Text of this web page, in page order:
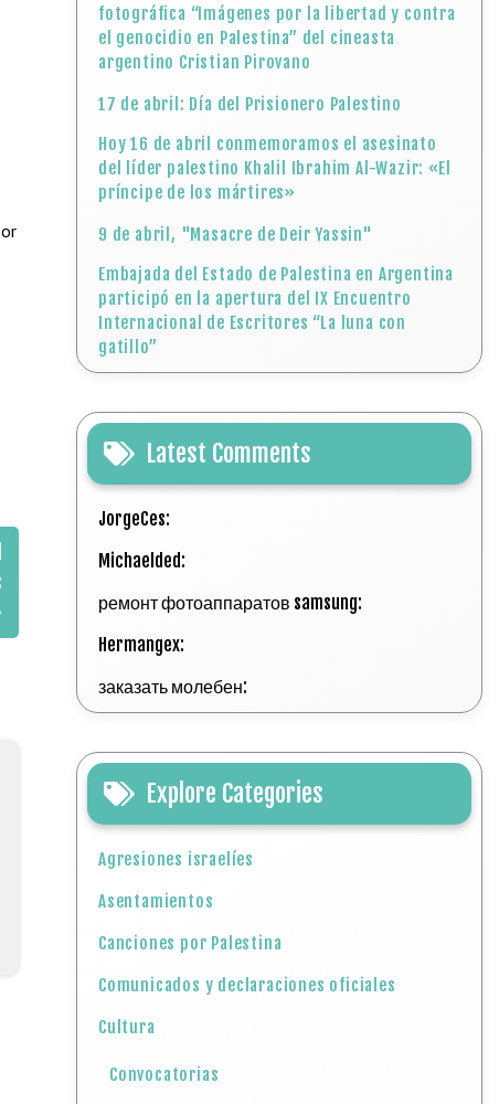
fotográfica “Imágenes por la libertad y contra
el genocidio en Palestina” del cineasta
argentino Cristian Pirovano
17 de abril: Día del Prisionero Palestino
Hoy 16 de abril conmemoramos el asesinato
del líder palestino Khalil Ibrahim Al-Wazir: «El
príncipe de los mártires»
9 de abril, "Masacre de Deir Yassin"
Embajada del Estado de Palestina en Argentina
participó en la apertura del IX Encuentro
Internacional de Escritores “La luna con
gatillo”
Latest Comments
JorgeCes:
Michaelded:
ремонт фотоаппаратов samsung:
Hermangex:
заказать молебен:
Explore Categories
Agresiones israelíes
Asentamientos
Canciones por Palestina
Comunicados y declaraciones oficiales
Cultura
Convocatorias